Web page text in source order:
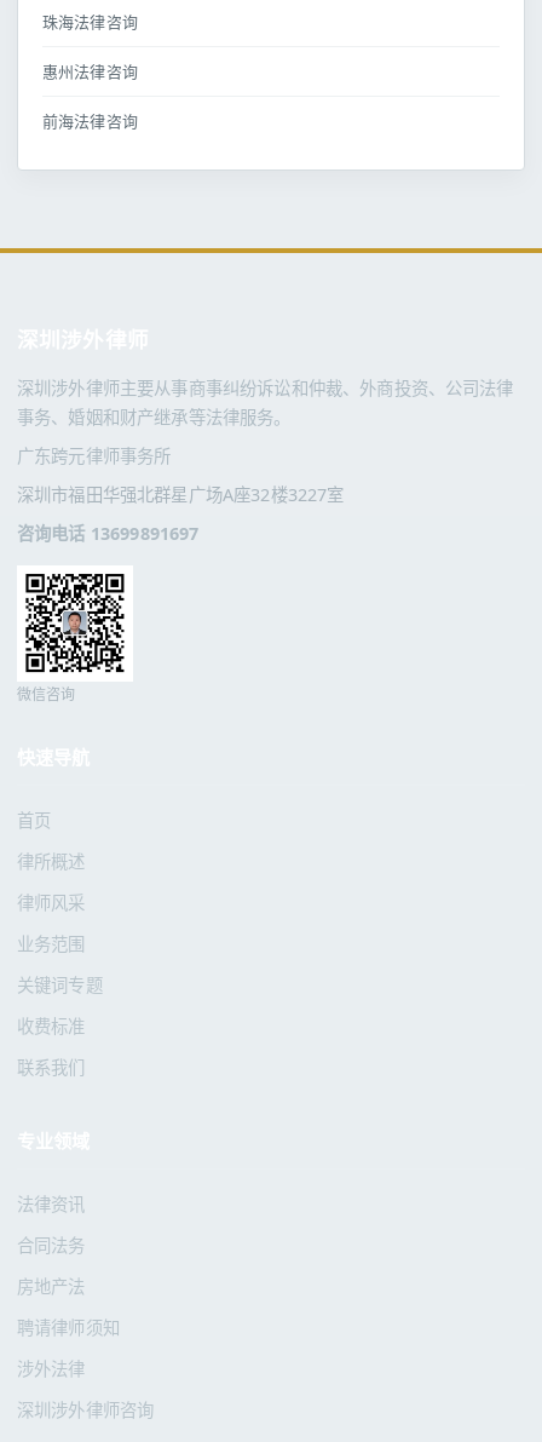
珠海法律咨询
惠州法律咨询
前海法律咨询
深圳涉外律师主要从事商事纠纷诉讼和仲裁、外商投资、公司法律
事务、婚姻和财产继承等法律服务。
广东跨元律师事务所
深圳市福田华强北群星广场A座32楼3227室
咨询电话 13699891697
微信咨询
首页
律所概述
律师风采
业务范围
关键词专题
收费标准
联系我们
法律资讯
合同法务
房地产法
聘请律师须知
涉外法律
深圳涉外律师咨询